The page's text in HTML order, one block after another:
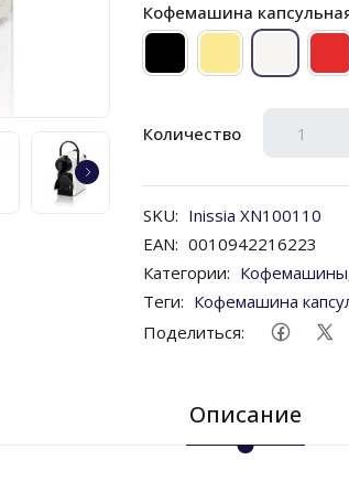
Кофемашина
Количество
SKU: Inissia XN100110
EAN: 0010942216223
Категории: Кофемашины
Теги: Кофемашина
Поделиться:
Описание